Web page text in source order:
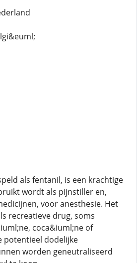
als fentanil, is een krachtige
wordt als pijnstiller en,
voor anesthesie. Het
recreatieve drug, soms
coca&iuml;ne of
potentieel dodelijke
worden geneutraliseerd